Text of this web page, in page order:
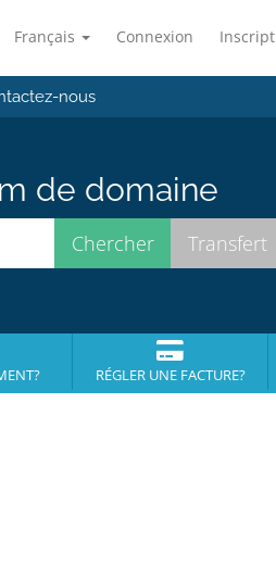
Français Connexion
nous
de domaine
RÉGLER UNE FACTURE?